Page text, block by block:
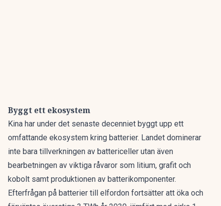
Byggt ett ekosystem
Kina har under det senaste decenniet byggt upp ett
omfattande ekosystem kring batterier. Landet dominerar
inte bara tillverkningen av battericeller utan även
bearbetningen av viktiga råvaror som litium, grafit och
kobolt samt produktionen av batterikomponenter.
Efterfrågan på batterier till elfordon fortsätter att öka och